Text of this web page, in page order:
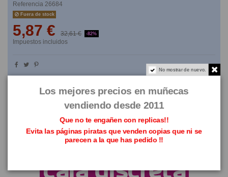
Referencia 26684
Fuera de stock
5,87 € 32,61 € -82%
Impuestos incluidos
No mostrar de nuevo.
Los mejores precios en muñecas
vendiendo desde 2011
Que no te engañen con replicas!!
Evita las páginas piratas que venden copias que ni se
parecen a la que has pedido !!